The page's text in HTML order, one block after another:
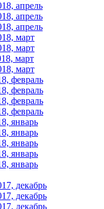
апрель
апрель
апрель
март
март
март
март
февраль
февраль
февраль
февраль
январь
январь
январь
январь
январь
декабрь
декабрь
декабрь